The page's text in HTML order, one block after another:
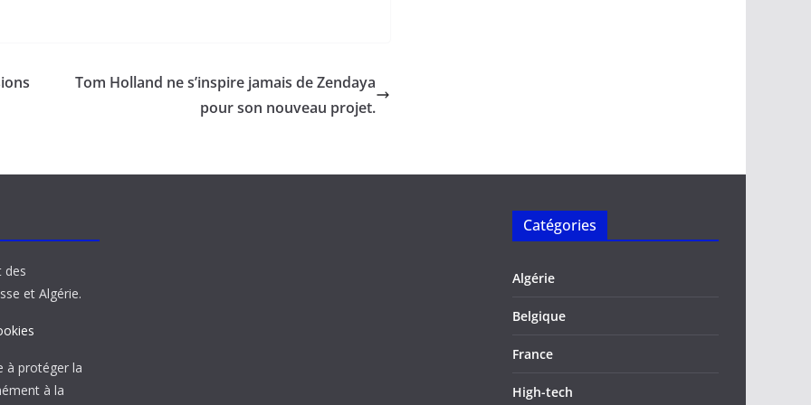
Tom Holland ne s’inspire jamais de Zendaya
pour son nouveau projet.
des
et Algérie.
à protéger la
à la
Catégories
Algérie
Belgique
France
High-tech